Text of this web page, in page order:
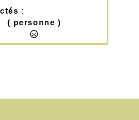
:
( personne )